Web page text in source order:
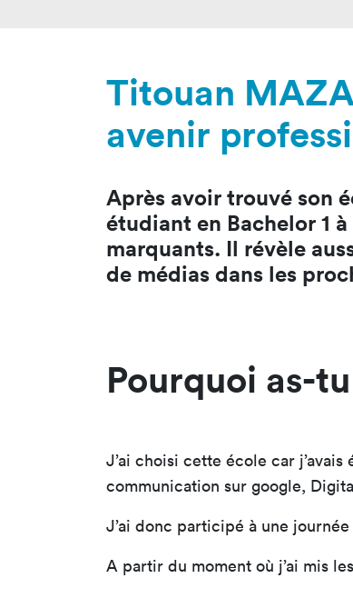
Titouan
avenir
Après avoir trouvé son
étudiant en Bachelor 1
marquants. Il révèle
de médias dans les
Pourquoi as-
J’ai choisi cette école car
communication sur google,
J’ai donc participé à une
A partir du moment où j’ai mis
formations